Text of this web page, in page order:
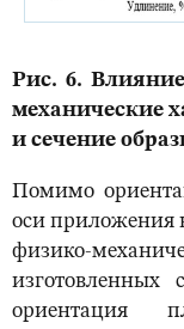
Рис. 6.
механические
и сечение
Помимо
оси приложения
физико-
изготовленных
ориентация